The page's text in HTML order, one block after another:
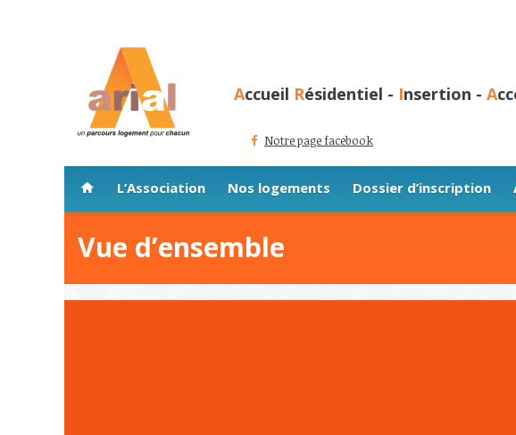
Accueil Résidentiel - Insertion - A
Notre page facebook
L’Association Nos logements Dossier d’inscription
Vue d’ensemble